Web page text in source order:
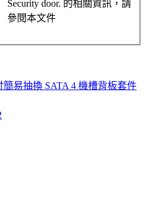
Security door. 的相關資訊，請
參閱本文件
簡易抽換 SATA 4 機槽背板套件